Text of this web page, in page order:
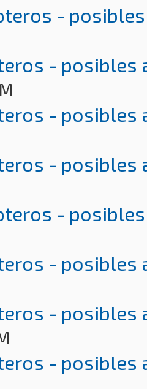
-
- posibles
- posibles
- posibles
-
- posibles
- posibles
- posibles